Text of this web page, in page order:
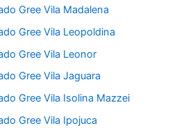
Gree Vila Madalena
Gree Vila Leopoldina
Gree Vila Leonor
Gree Vila Jaguara
Gree Vila Isolina Mazzei
Gree Vila Ipojuca